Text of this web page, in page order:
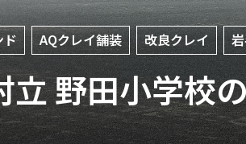
AQクレイ舗装 改良クレイ
立 野田小学校